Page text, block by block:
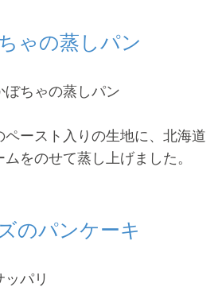
ゃの蒸しパン
ちゃの蒸しパン
ースト入りの生地に、北海道
をのせて蒸し上げました。
のパンケーキ
パリ